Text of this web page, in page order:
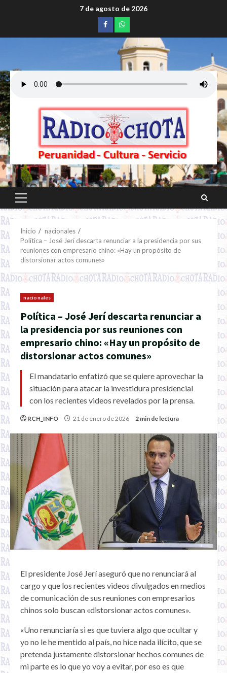
7 de agosto de 2026
Facebookwhatsapp
Menú
principal
Inicio
nacionales
Política – José Jerí descarta renunciar a la presidencia por sus
reuniones con empresario chino: «Hay un propósito de
distorsionar actos comunes»
nacionales
Política – José Jerí descarta renunciar a
la presidencia por sus reuniones con
empresario chino: «Hay un propósito de
distorsionar actos comunes»
El mandatario enfatizó que se quiere aprovechar la
situación para atacar la investidura presidencial
con los recientes videos revelados por la prensa.
RCH_INFO 21 de enero de 2026 2 min de lectura
El presidente José Jerí aseguró que no renunciará al
cargo y que los recientes videos divulgados en medios
de comunicación de sus reuniones con empresarios
chinos solo buscan «distorsionar actos comunes».
«Uno renunciaría si es que tuviera algo que ocultar y
yo no le he mentido al país, no hice nada ilícito, que se
pretenda justamente distorsionar hechos comunes de
mi parte es lo que yo voy a evitar, por eso es que